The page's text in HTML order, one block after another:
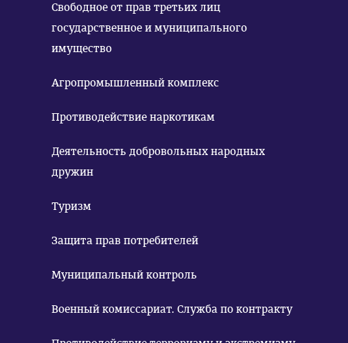
Свободное от прав третьих лиц
государственное и муниципального
имущество
Агропромышленный комплекс
Противодействие наркотикам
Деятельность добровольных народных
дружин
Туризм
Защита прав потребителей
Муниципальный контроль
Военный комиссариат. Служба по контракту